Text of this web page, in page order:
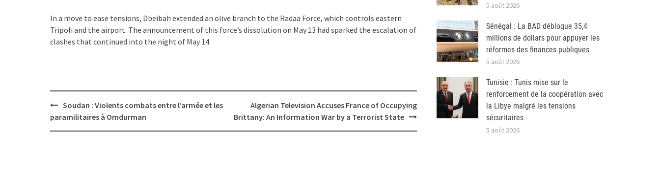
In a move to ease tensions, Dbeibah extended an olive branch to the Radaa Force, which controls eastern
Tripoli and the airport. The announcement of this force’s dissolution on May 13 had sparked the escalation of
clashes that continued into the night of May 14.
Post
navigation
Soudan : Violents combats entre l’armée et les
paramilitaires à Omdurman
Algerian Television Accuses France of Occupying
Brittany: An Information War by a Terrorist State
5 août 2026
Sénégal : La BAD débloque 35,4
millions de dollars pour appuyer les
réformes des finances publiques
5 août 2026
Tunisie : Tunis mise sur le
renforcement de la coopération avec
la Libye malgré les tensions
sécuritaires
5 août 2026